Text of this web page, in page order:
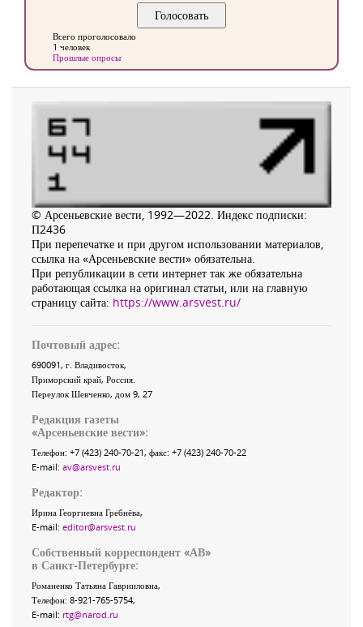
Всего проголосовало
1 человек
Прошлые опросы
© Арсеньевские вести, 1992—2022. Индекс подписки:
П2436
При перепечатке и при другом использовании материалов,
ссылка на «Арсеньевские вести» обязательна.
При републикации в сети интернет так же обязательна
работающая ссылка на оригинал статьи, или на главную
страницу сайта: https://www.arsvest.ru/
Почтовый адрес:
690091, г. Владивосток,
Приморский край, Россия
Переулок Шевченко, дом 9, 27
Редакция газеты
«Арсеньевские вести»:
Телефон: +7 (423) 240-70-21, факс: +7 (423) 240-70-22
E-mail: av@arsvest.ru
Редактор:
Ирина Георгиевна Гребнёва,
E-mail: editor@arsvest.ru
Собственный корреспондент «АВ»
в Санкт-Петербурге:
Романенко Татьяна Гаврииловна,
Телефон: 8-921-765-5754,
E-mail: rtg@narod.ru